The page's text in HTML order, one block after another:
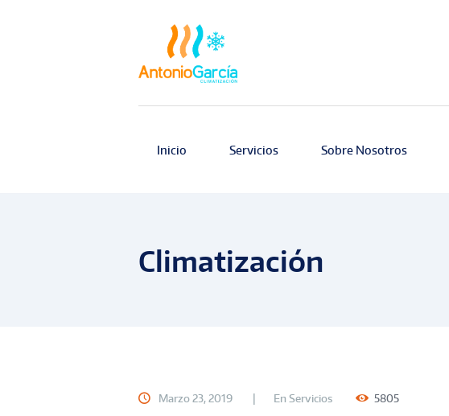
Inicio Servicios Sobre Nosotros
Climatización
Marzo 23, 2019 EnServicios 5805